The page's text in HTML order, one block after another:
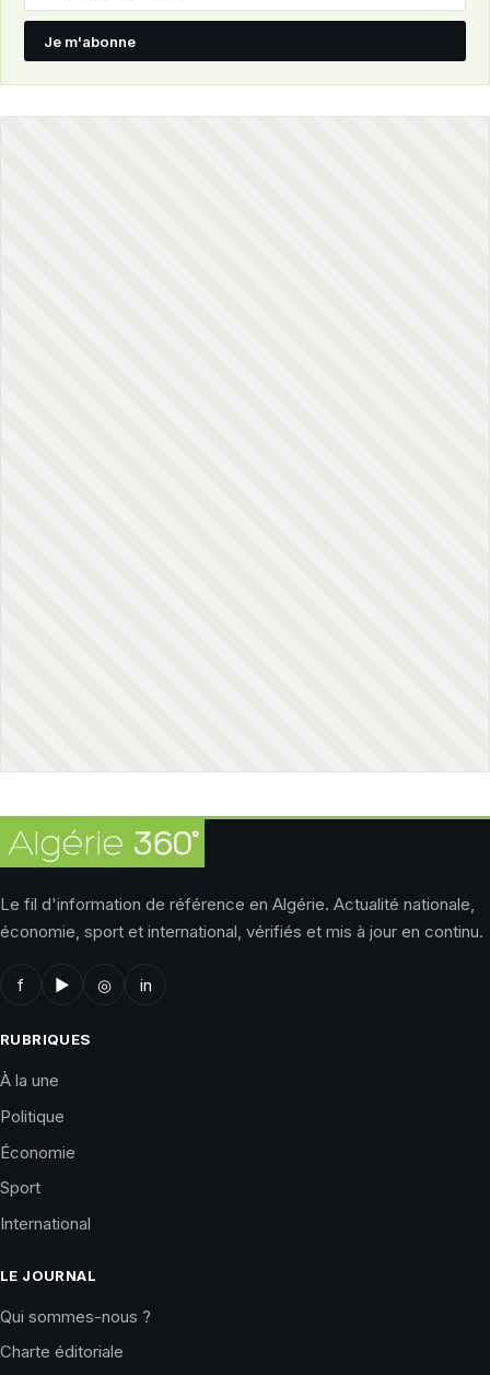
Je m'abonne
Le fil d'information de référence en Algérie. Actualité nationale,
économie, sport et international, vérifiés et mis à jour en continu.
f ▶ ◎ in
RUBRIQUES
À la une
Politique
Économie
Sport
International
LE JOURNAL
Qui sommes-nous ?
Charte éditoriale